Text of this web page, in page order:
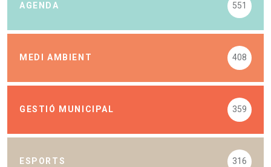
AGENDA 551
MEDI AMBIENT 408
GESTIÓ MUNICIPAL 359
ESPORTS 316